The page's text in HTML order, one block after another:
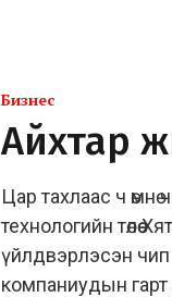
Бизнес
Айхтар
Цар тахлаас ч
технологийн
үйлдвэрлэсэн
компаниудын гарт